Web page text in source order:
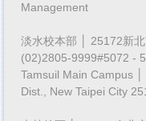
Management
淡水校本部 │ 25172新
(02)2805-9999#5072 -
Tamsuil Main Campus
Dist., New Taipei City